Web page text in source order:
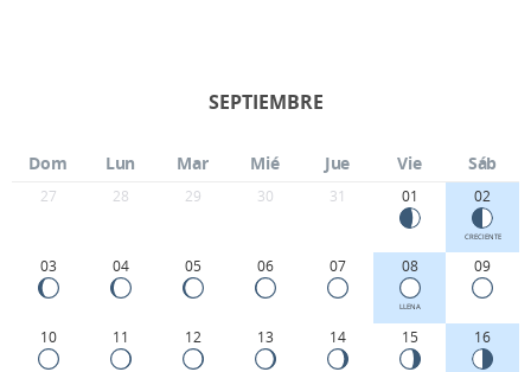
SEPTIEMBRE
Dom Lun Mar Mié Jue Vie Sáb
27 28 29 30 31 01 02
CRECIENTE
03 04 05 06 07 08
LLENA
09
10 11 12 13 14 15 16